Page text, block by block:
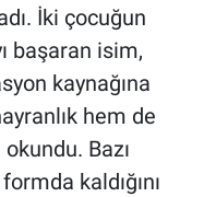
İki çocuğun
başaran isim,
kaynağına
hem de
Bazı
kaldığını